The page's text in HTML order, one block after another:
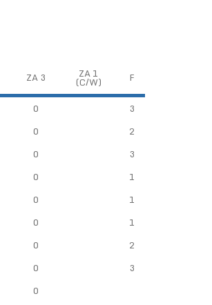
ZA 3 ZA 1
(C/W) F
0
3
0
2
0
3
0
1
0
1
0
1
0
2
0
3
0